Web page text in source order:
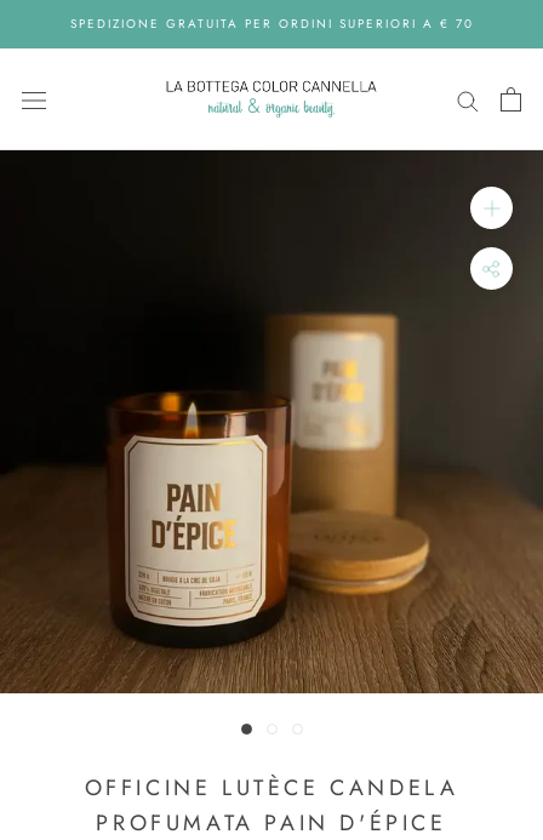
SPEDIZIONE GRATUITA PER ORDINI SUPERIORI A € 70
OFFICINE LUTÈCE CANDELA
PROFUMATA PAIN D'ÉPICE